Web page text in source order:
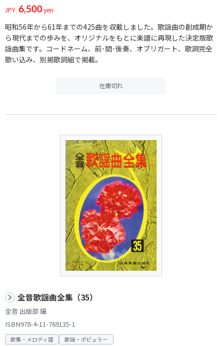
JPY: 6,500yen
昭和56年から61年までの425曲を収載しました。歌謡曲の創成期か
ら現代までの歩みを、オリジナルをもとに楽譜に再現した決定版歌
謡曲集です。コードネーム、前･間･後奏、オブリガート、歌詞完全
歌い込み、別掲歌詞組で掲載。
在庫切れ
全音歌謡曲全集（35）
全音 出版部 編
ISBN978-4-11-769135-1
歌集・メロディ譜 歌謡・ポピュラー